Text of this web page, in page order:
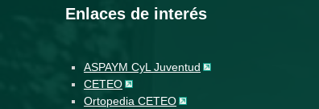
Enlaces de interés
ASPAYM CyL Juventud
CETEO
Ortopedia CETEO